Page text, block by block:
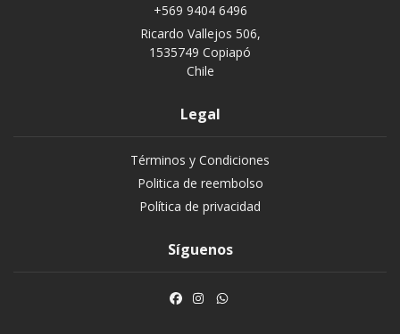
+569 9404 6496
Ricardo Vallejos 506,
1535749 Copiapó
Chile
Legal
Términos y Condiciones
Politica de reembolso
Política de privacidad
Síguenos